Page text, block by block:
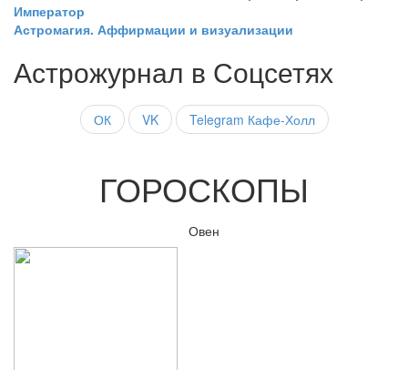
Император
Астромагия. Аффирмации и визуализации
Астрожурнал в Соцсетях
ОК VK Telegram Кафе-Холл
ГОРОСКОПЫ
Овен